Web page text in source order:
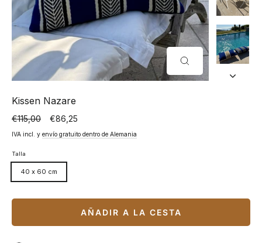
CERRAR
(ESC)
Kissen Nazare
Precio
normal
€115,00
Precio
especial
€86,25
IVA incl. y envío gratuito dentro de Alemania
Talla
40 x 60 cm
AÑADIR A LA CESTA